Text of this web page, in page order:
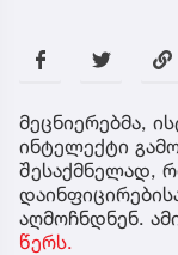
მეცნიერებმა,
ინტელექტი
შესაქმნელად,
აღმოჩნდნენ.
წერს.